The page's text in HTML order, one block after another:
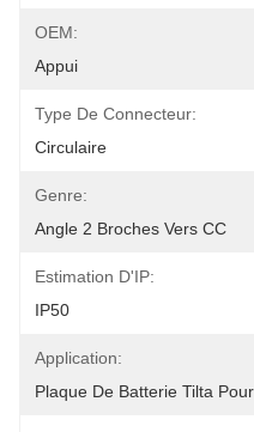
OEM:
Appui
Type De Connecteur:
Circulaire
Genre:
Angle 2 Broches Vers CC
Estimation D'IP:
IP50
Application:
Plaque De Batterie Tilta